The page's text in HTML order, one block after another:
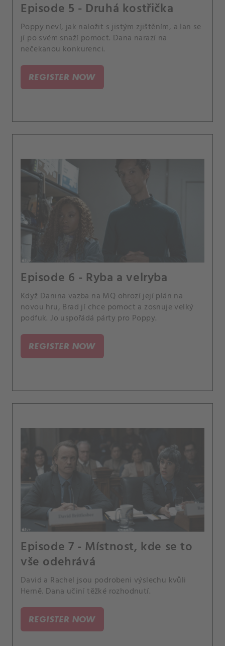
Episode 5 - Druhá kostřička
Poppy neví, jak naložit s jistým zjištěním, a Ian se
jí po svém snaží pomoct. Dana narazí na
nečekanou konkurenci.
REGISTER NOW
Episode 6 - Ryba a velryba
Když Danina vazba na MQ ohrozí její plán na
novou hru, Brad jí chce pomoct a zosnuje velký
podfuk. Jo uspořádá párty pro Poppy.
REGISTER NOW
Episode 7 - Místnost, kde se to
vše odehrává
David a Rachel jsou podrobeni výslechu kvůli
Herně. Dana učiní těžké rozhodnutí.
REGISTER NOW